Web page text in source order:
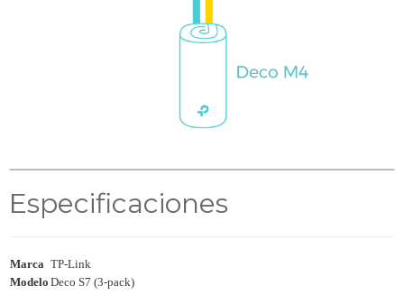
Especificaciones
Marca TP-Link
Modelo Deco S7 (3-pack)